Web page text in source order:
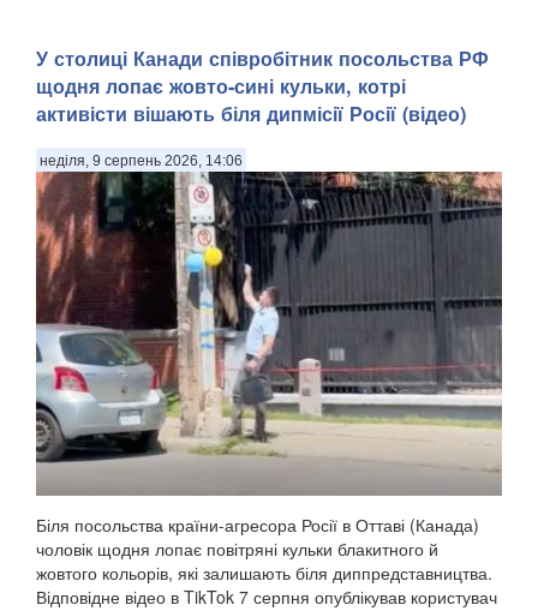
У столиці Канади співробітник посольства РФ
щодня лопає жовто-сині кульки, котрі
активісти вішають біля дипмісії Росії (відео)
неділя, 9 серпень 2026, 14:06
Біля посольства країни-агресора Росії в Оттаві (Канада)
чоловік щодня лопає повітряні кульки блакитного й
жовтого кольорів, які залишають біля диппредставництва.
Відповідне відео в TikTok 7 серпня опублікував користувач